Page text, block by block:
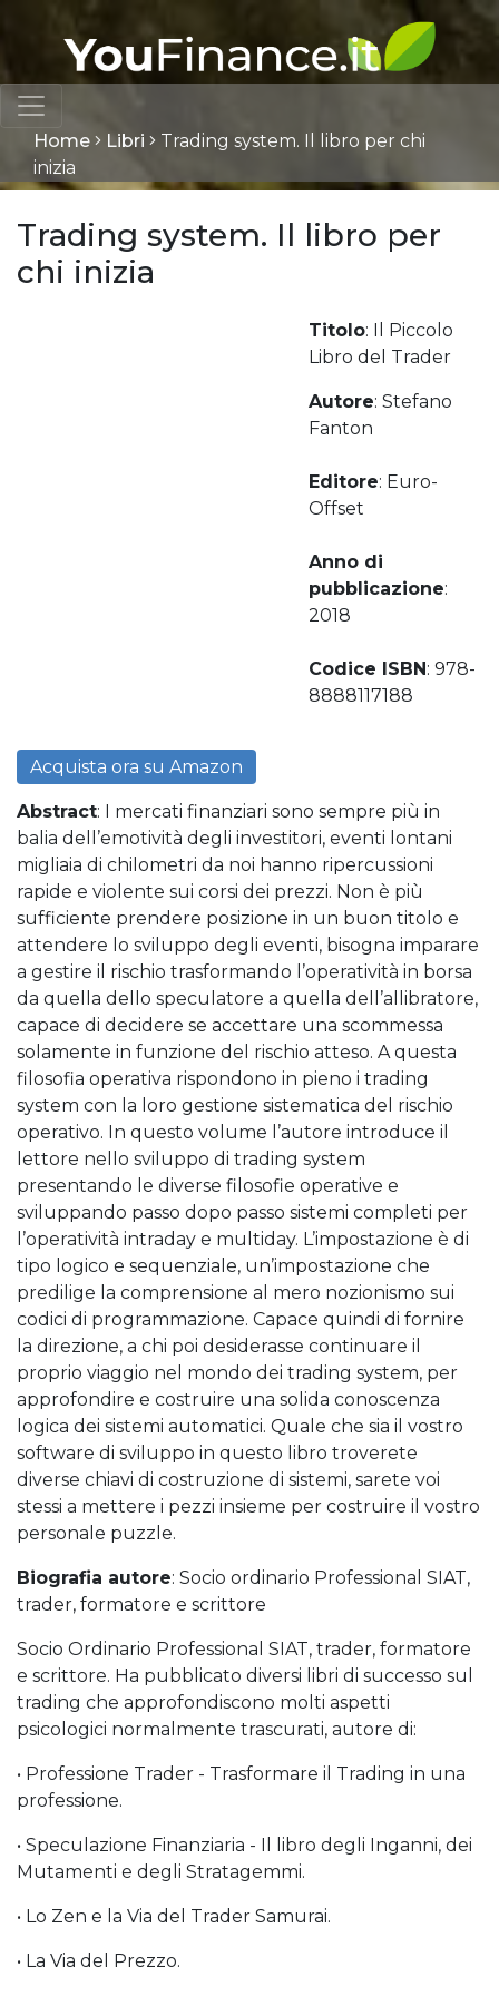
Home Libri
Trading system. Il libro per chi
inizia
Trading system. Il libro per
chi inizia
Titolo: Il Piccolo
Libro del Trader
Autore: Stefano
Fanton
Editore: Euro-
Offset
Anno di
pubblicazione:
2018
Codice ISBN: 978-
8888117188
Acquista ora su Amazon
Abstract: I mercati finanziari sono sempre più in
balia dell’emotività degli investitori, eventi lontani
migliaia di chilometri da noi hanno ripercussioni
rapide e violente sui corsi dei prezzi. Non è più
sufficiente prendere posizione in un buon titolo e
attendere lo sviluppo degli eventi, bisogna imparare
a gestire il rischio trasformando l’operatività in borsa
da quella dello speculatore a quella dell’allibratore,
capace di decidere se accettare una scommessa
solamente in funzione del rischio atteso. A questa
filosofia operativa rispondono in pieno i trading
system con la loro gestione sistematica del rischio
operativo. In questo volume l’autore introduce il
lettore nello sviluppo di trading system
presentando le diverse filosofie operative e
sviluppando passo dopo passo sistemi completi per
l’operatività intraday e multiday. L’impostazione è di
tipo logico e sequenziale, un’impostazione che
predilige la comprensione al mero nozionismo sui
codici di programmazione. Capace quindi di fornire
la direzione, a chi poi desiderasse continuare il
proprio viaggio nel mondo dei trading system, per
approfondire e costruire una solida conoscenza
logica dei sistemi automatici. Quale che sia il vostro
software di sviluppo in questo libro troverete
diverse chiavi di costruzione di sistemi, sarete voi
stessi a mettere i pezzi insieme per costruire il vostro
personale puzzle.
Biografia autore: Socio ordinario Professional SIAT,
trader, formatore e scrittore
Socio Ordinario Professional SIAT, trader, formatore
e scrittore. Ha pubblicato diversi libri di successo sul
trading che approfondiscono molti aspetti
psicologici normalmente trascurati, autore di:
• Professione Trader - Trasformare il Trading in una
professione.
• Speculazione Finanziaria - Il libro degli Inganni, dei
Mutamenti e degli Stratagemmi.
• Lo Zen e la Via del Trader Samurai.
• La Via del Prezzo.